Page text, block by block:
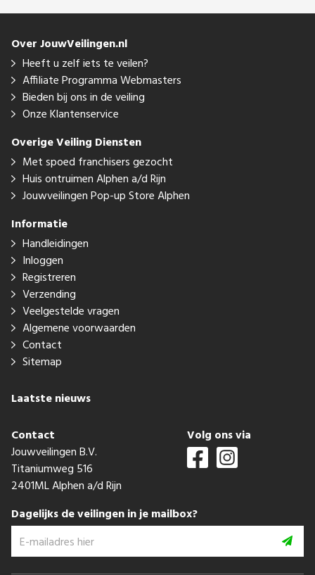
Over JouwVeilingen.nl
Heeft u zelf iets te veilen?
Affiliate Programma Webmasters
Bieden bij ons in de veiling
Onze Klantenservice
Overige Veiling Diensten
Met spoed franchisers gezocht
Huis ontruimen Alphen a/d Rijn
Jouwveilingen Pop-up Store Alphen
Informatie
Handleidingen
Inloggen
Registreren
Verzending
Veelgestelde vragen
Algemene voorwaarden
Contact
Sitemap
Laatste nieuws
Contact
Jouwveilingen B.V.
Titaniumweg 516
2401ML Alphen a/d Rijn
Volg ons via
Dagelijks de veilingen in je mailbox?